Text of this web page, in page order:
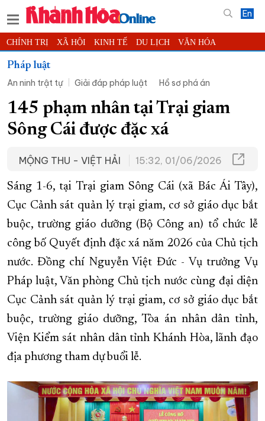
En
CHÍNH TRỊ XÃ HỘI KINH TẾ DU LỊCH VĂN HÓA
THỂ THAO
KHOA HỌC - CÔNG NGHỆ PHÁP LUẬT BẠN ĐỌC
THẾ GIỚI MULTIMEDIA VIDEO ĐỌC BÁO ONLINE
PODCAST THÔNG TIN - QUẢNG CÁO
TRƯỜNG SA BIỂN ĐẢO QUÊ HƯƠNG
CHUNG TAY CẢI CÁCH HÀNH CHÍNH
XÂY DỰNG NÔNG THÔN MỚI LỊCH CẮT ĐIỆN
TÀU - XE - MÁY BAY
KỶ NIỆM 370 NĂM XÂY DỰNG VÀ PHÁT TRIỂN TỈNH KHÁNH HÒA
KHOẢNH KHẮC ĐẸP XỨ TRẦM
XÂY DỰNG KHÁNH HÒA TRỞ THÀNH THÀNH PHỐ TRỰC THUỘC
ĐẠI HỘI ĐẢNG CÁC CẤP TRANG CHỦ VỀ BÁO KHÁNH HÒA
Pháp luật
An ninh trật tự
Giải đáp pháp luật Hồ sơ phá án
145 phạm nhân tại Trại giam
Sông Cái được đặc xá
MỘNG THU - VIỆT HẢI 15:32, 01/06/2026
Sáng 1-6, tại Trại giam Sông Cái (xã Bác Ái Tây),
Cục Cảnh sát quản lý trại giam, cơ sở giáo dục bắt
buộc, trường giáo dưỡng (Bộ Công an) tổ chức lễ
công bố Quyết định đặc xá năm 2026 của Chủ tịch
nước. Đồng chí Nguyễn Việt Đức - Vụ trưởng Vụ
Pháp luật, Văn phòng Chủ tịch nước cùng đại diện
Cục Cảnh sát quản lý trại giam, cơ sở giáo dục bắt
buộc, trường giáo dưỡng, Tòa án nhân dân tỉnh,
Viện Kiểm sát nhân dân tỉnh Khánh Hòa, lãnh đạo
địa phương tham dự buổi lễ.